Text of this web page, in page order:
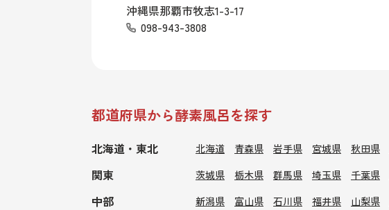
沖縄県那覇市牧志1-3-17
098-943-3808
都道府県から酵素風呂を探す
北海道・東北 北海道 青森県 岩手県 宮城県 秋田県
関東 茨城県 栃木県 群馬県 埼玉県 千葉県
中部 新潟県 富山県 石川県 福井県 山梨県